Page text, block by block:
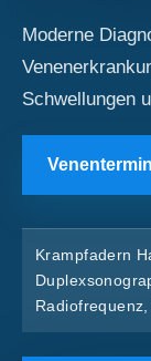
Moderne
Schwellungen
Krampfadern